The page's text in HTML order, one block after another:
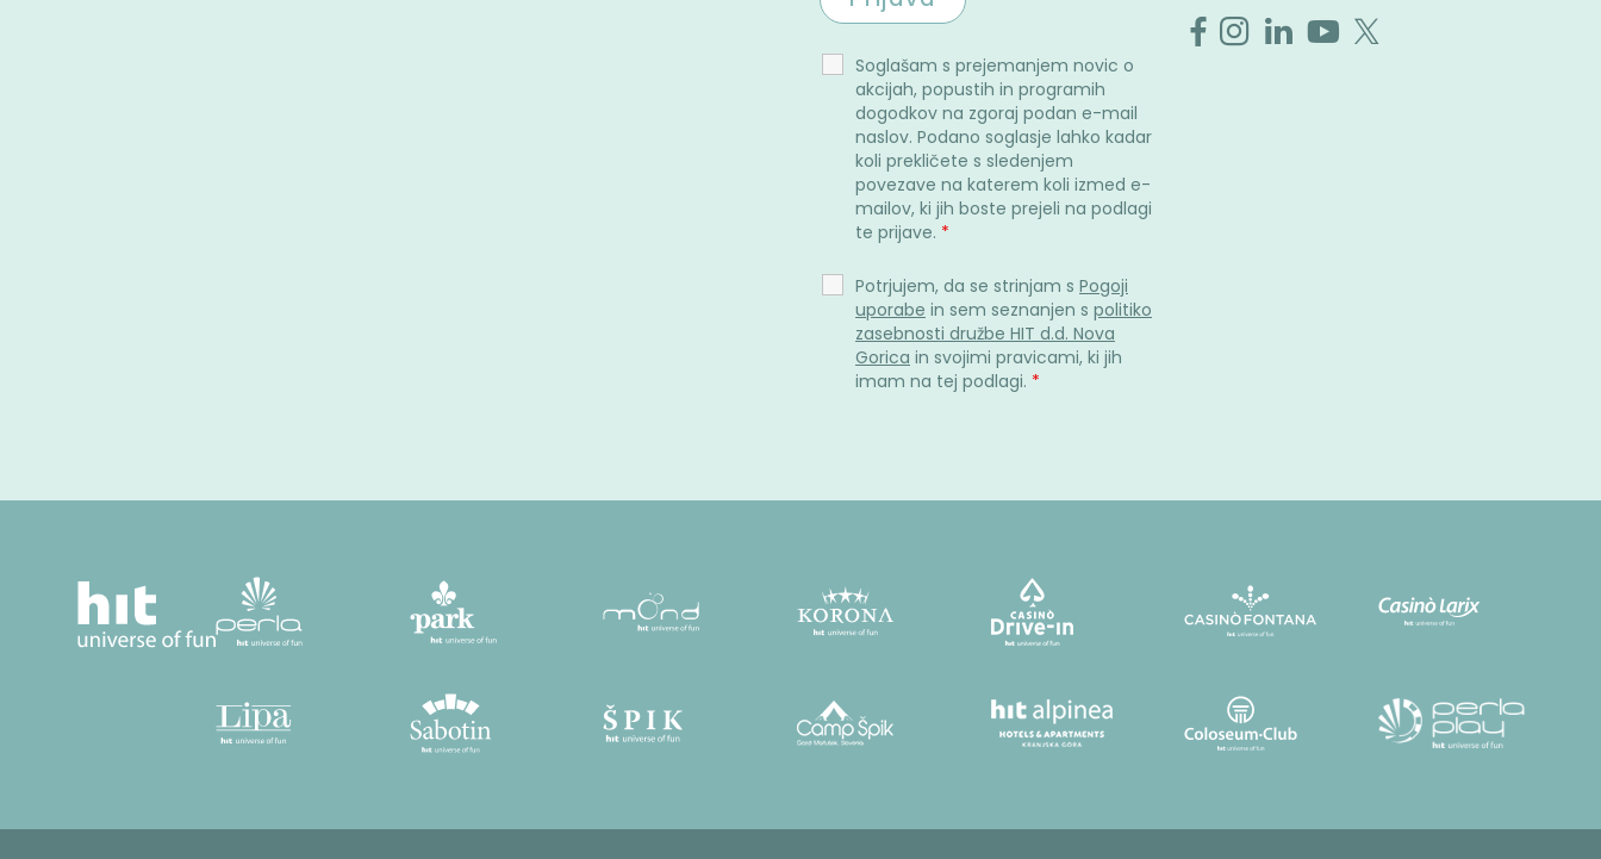
Soglašam s prejemanjem novic o
akcijah, popustih in programih
dogodkov na zgoraj podan e-mail
naslov. Podano soglasje lahko kadar
koli prekličete s sledenjem
povezave na katerem koli izmed e-
mailov, ki jih boste prejeli na podlagi
te prijave. *
Potrjujem, da se strinjam s Pogoji
uporabe in sem seznanjen s politiko
zasebnosti družbe HIT d.d. Nova
Gorica in svojimi pravicami, ki jih
imam na tej podlagi. *